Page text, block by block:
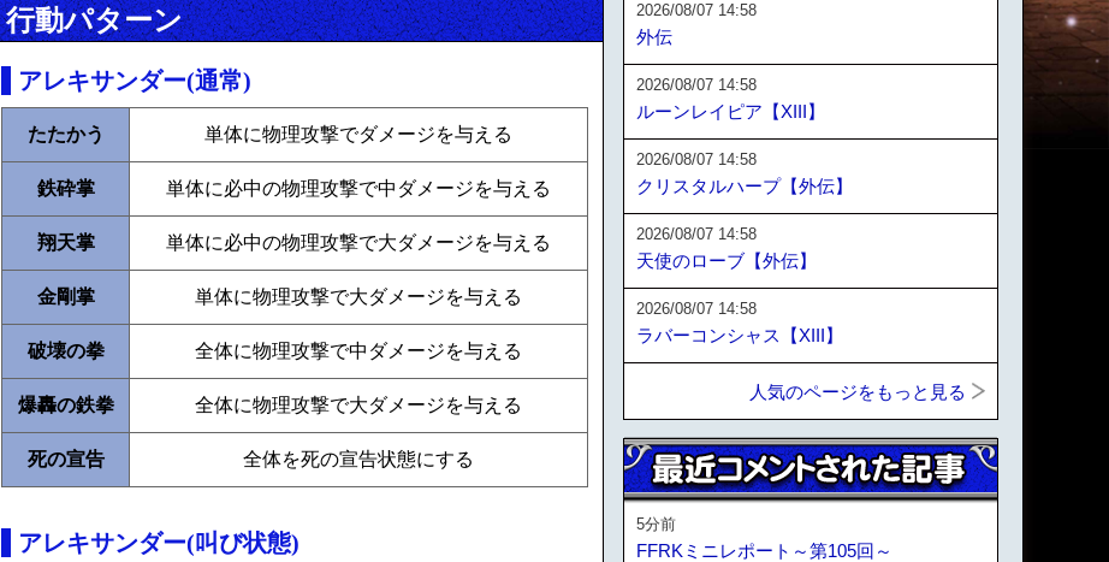
行動パターン
アレキサンダー(通常)
たたかう 単体に物理攻撃でダメージを与える
鉄砕掌 単体に必中の物理攻撃で中ダメージを与える
翔天掌 単体に必中の物理攻撃で大ダメージを与える
金剛掌 単体に物理攻撃で大ダメージを与える
破壊の拳 全体に物理攻撃で中ダメージを与える
爆轟の鉄拳 全体に物理攻撃で大ダメージを与える
死の宣告 全体を死の宣告状態にする
アレキサンダー(叫び状態)
2026/08/07 14:58
外伝
2026/08/07 14:58
ルーンレイピア【XIII】
2026/08/07 14:58
クリスタルハープ【外伝】
2026/08/07 14:58
天使のローブ【外伝】
2026/08/07 14:58
ラバーコンシャス【XIII】
人気のページをもっと見る
5分前
FFRKミニレポート～第105回～